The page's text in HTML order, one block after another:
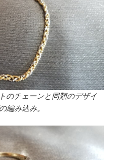
のチェーンと同類のデザイ
編み込み。